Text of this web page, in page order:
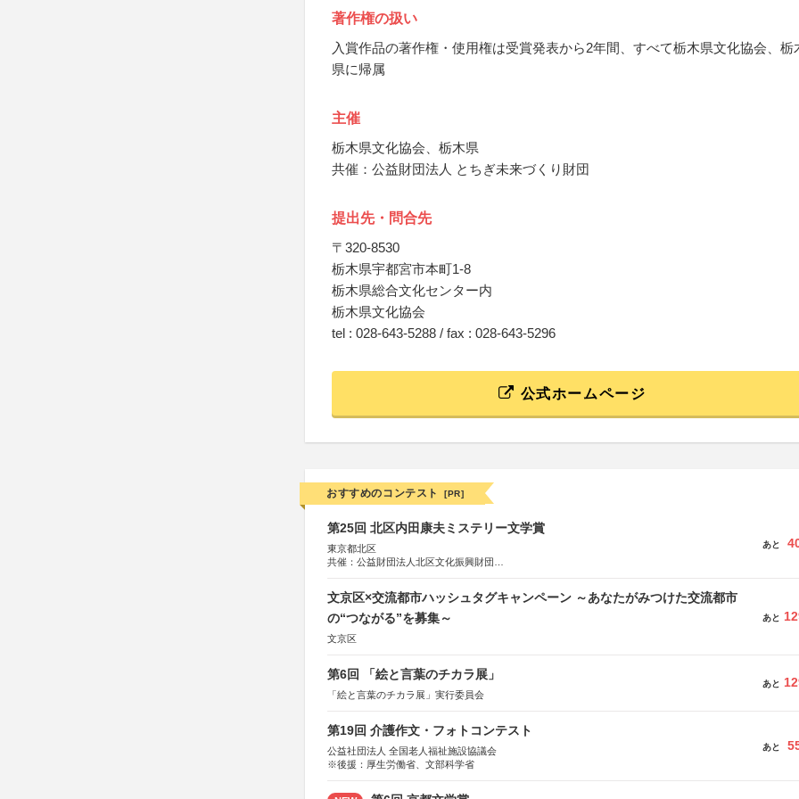
著作権の扱い
入賞作品の著作権・使用権は受賞発表から2年間、すべて栃木県文化協会、栃
県に帰属
主催
栃木県文化協会、栃木県
共催：公益財団法人 とちぎ未来づくり財団
提出先・問合先
〒320-8530
栃木県宇都宮市本町1-8
栃木県総合文化センター内
栃木県文化協会
tel : 028-643-5288 / fax : 028-643-5296
公式ホームページ
おすすめのコンテスト [PR]
第25回 北区内田康夫ミステリー文学賞
東京都北区
共催：公益財団法人北区文化振興財団
協賛：株式会社実業之日本社
あと
文京区×交流都市ハッシュタグキャンペーン ～あなたがみつけた交流都市
の“つながる”を募集～
文京区
あと
第6回 「絵と言葉のチカラ展」
「絵と言葉のチカラ展」実行委員会
あと
第19回 介護作文・フォトコンテスト
公益社団法人 全国老人福祉施設協議会
※後援：厚生労働省、文部科学省
あと